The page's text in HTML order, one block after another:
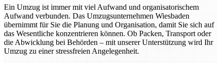
Ein Umzug ist immer mit viel Aufwand und organisatorischem
Aufwand verbunden. Das Umzugsunternehmen Wiesbaden
übernimmt für Sie die Planung und Organisation, damit Sie sich auf
das Wesentliche konzentrieren können. Ob Packen, Transport oder
die Abwicklung bei Behörden – mit unserer Unterstützung wird Ihr
Umzug zu einer stressfreien Angelegenheit.